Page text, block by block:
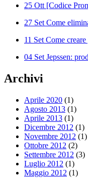
25 Ott [Codice
27 Set Come
11 Set Come
04 Set Jepssen:
Archivi
Aprile 2020 (1)
Agosto 2013 (1)
Aprile 2013 (1)
Dicembre 2012 (1)
Novembre 2012 (1)
Ottobre 2012 (2)
Settembre 2012 (3)
Luglio 2012 (1)
Maggio 2012 (1)